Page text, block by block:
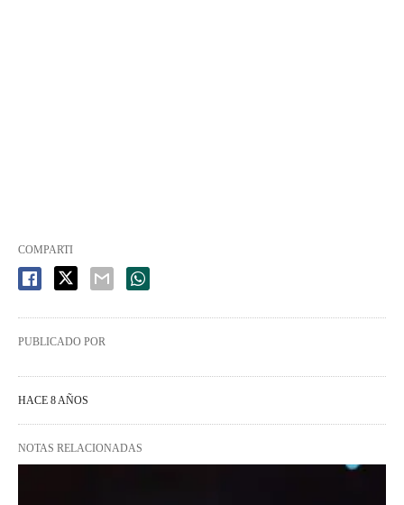
COMPARTI
PUBLICADO POR
HACE 8 AÑOS
NOTAS RELACIONADAS